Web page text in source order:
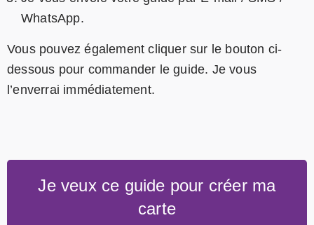
WhatsApp.
Vous pouvez également cliquer sur le bouton ci-
dessous pour commander le guide. Je vous
l’enverrai immédiatement.
Je veux ce guide pour créer ma
carte